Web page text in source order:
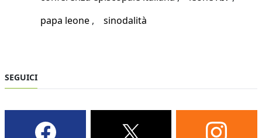
papa leone
sinodalità
SEGUICI